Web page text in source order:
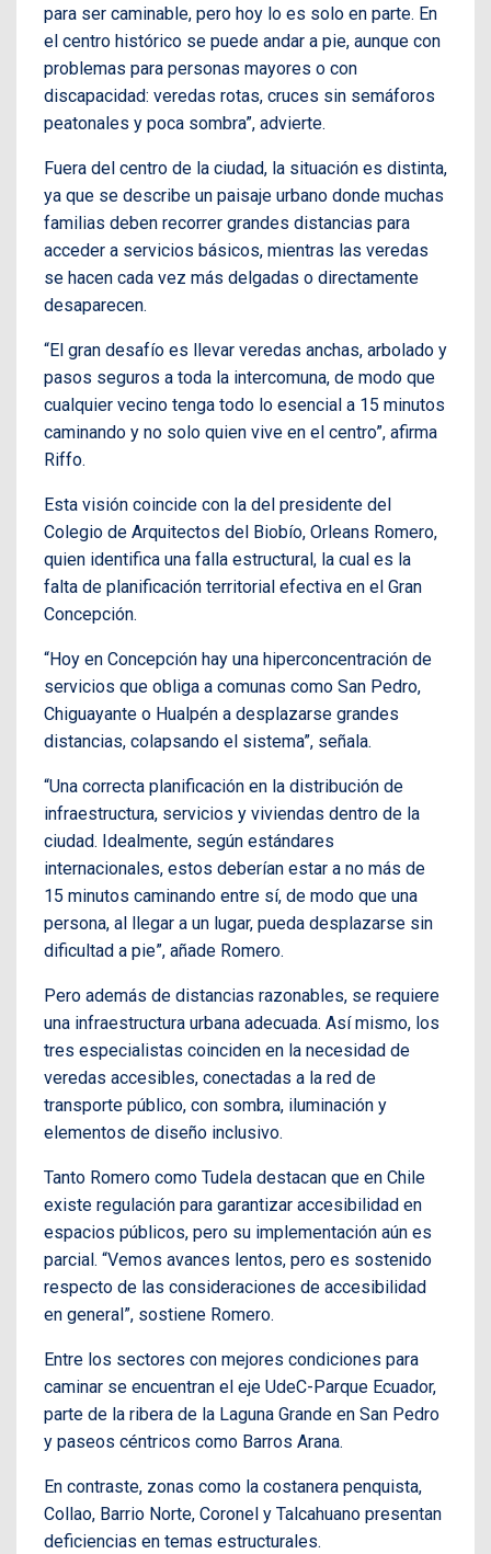
para ser caminable, pero hoy lo es solo en parte. En
el centro histórico se puede andar a pie, aunque con
problemas para personas mayores o con
discapacidad: veredas rotas, cruces sin semáforos
peatonales y poca sombra”, advierte.
Fuera del centro de la ciudad, la situación es distinta,
ya que se describe un paisaje urbano donde muchas
familias deben recorrer grandes distancias para
acceder a servicios básicos, mientras las veredas
se hacen cada vez más delgadas o directamente
desaparecen.
“El gran desafío es llevar veredas anchas, arbolado y
pasos seguros a toda la intercomuna, de modo que
cualquier vecino tenga todo lo esencial a 15 minutos
caminando y no solo quien vive en el centro”, afirma
Riffo.
Esta visión coincide con la del presidente del
Colegio de Arquitectos del Biobío, Orleans Romero,
quien identifica una falla estructural, la cual es la
falta de planificación territorial efectiva en el Gran
Concepción.
“Hoy en Concepción hay una hiperconcentración de
servicios que obliga a comunas como San Pedro,
Chiguayante o Hualpén a desplazarse grandes
distancias, colapsando el sistema”, señala.
“Una correcta planificación en la distribución de
infraestructura, servicios y viviendas dentro de la
ciudad. Idealmente, según estándares
internacionales, estos deberían estar a no más de
15 minutos caminando entre sí, de modo que una
persona, al llegar a un lugar, pueda desplazarse sin
dificultad a pie”, añade Romero.
Pero además de distancias razonables, se requiere
una infraestructura urbana adecuada. Así mismo, los
tres especialistas coinciden en la necesidad de
veredas accesibles, conectadas a la red de
transporte público, con sombra, iluminación y
elementos de diseño inclusivo.
Tanto Romero como Tudela destacan que en Chile
existe regulación para garantizar accesibilidad en
espacios públicos, pero su implementación aún es
parcial. “Vemos avances lentos, pero es sostenido
respecto de las consideraciones de accesibilidad
en general”, sostiene Romero.
Entre los sectores con mejores condiciones para
caminar se encuentran el eje UdeC-Parque Ecuador,
parte de la ribera de la Laguna Grande en San Pedro
y paseos céntricos como Barros Arana.
En contraste, zonas como la costanera penquista,
Collao, Barrio Norte, Coronel y Talcahuano presentan
deficiencias en temas estructurales.